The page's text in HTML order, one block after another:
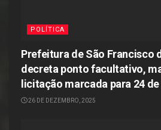
POLÍTICA
Prefeitura de São Francisco
decreta ponto facultativo,
licitação marcada para 24
26 DE DEZEMBRO, 2025